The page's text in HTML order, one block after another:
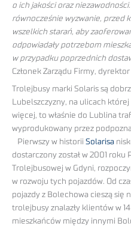
o ich jakości oraz
równocześnie wyzwanie, przed
wszelkich starań, aby
odpowiadały potrzebom
w przypadku poprzednich
Członek Zarządu Firmy,
Trolejbusy marki Solaris są
Lubelszczyzny, na ulicach której
więcej, to właśnie do Lublina
wyprodukowany przez
Pierwszy w historii Solarisa
dostarczony został w 2001
Trolejbusowej w Gdyni,
w rozwoju tych pojazdów. Od
pojazdy z Bolechowa cieszą się
trolejbusy znalazły klientów w
mieszkańców między innymi